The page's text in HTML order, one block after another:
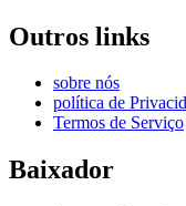
Outros links
sobre nós
política de
Termos de Serviço
Baixador